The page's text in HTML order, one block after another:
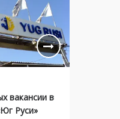
вакансии в
Руси»